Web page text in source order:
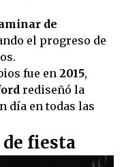
de
el progreso de
fue en 2015,
rediseñó la
día en todas las
fiesta